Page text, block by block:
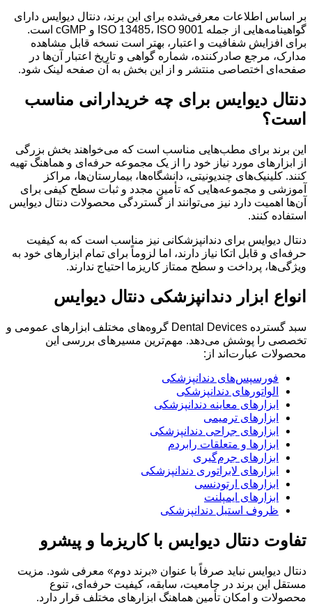
بر اساس اطلاعات معرفی‌شده برای این برند، دنتال دیوایس دارای
گواهینامه‌هایی از جمله ISO 13485، ISO 9001 و cGMP است.
برای افزایش شفافیت و اعتبار، بهتر است نسخه قابل مشاهده
مدارک، مرجع صادرکننده، شماره گواهی و تاریخ اعتبار آن‌ها در
صفحه‌ای اختصاصی منتشر و از این بخش به آن صفحه لینک شود.
دنتال دیوایس برای چه خریدارانی مناسب
است؟
این برند برای مطب‌هایی مناسب است که می‌خواهند بخش بزرگی
از ابزارهای مورد نیاز خود را از یک مجموعه حرفه‌ای و هماهنگ تهیه
کنند. کلینیک‌های چندیونیتی، دانشگاه‌ها، بیمارستان‌ها، مراکز
آموزشی و مجموعه‌هایی که تأمین مجدد و ثبات سطح کیفی برای
آن‌ها اهمیت دارد نیز می‌توانند از گستردگی محصولات دنتال دیوایس
استفاده کنند.
دنتال دیوایس برای دندانپزشکانی نیز مناسب است که به کیفیت
حرفه‌ای و قابل اتکا نیاز دارند، اما لزوماً برای تمام ابزارهای خود به
ویژگی‌ها، پرداخت و سطح ممتاز کاریزما احتیاج ندارند.
انواع ابزار دندانپزشکی دنتال دیوایس
سبد گسترده Dental Devices گروه‌های مختلف ابزارهای عمومی و
تخصصی را پوشش می‌دهد. مهم‌ترین مسیرهای بررسی این
محصولات عبارت‌اند از:
فورسپس‌های دندانپزشکی
الواتورهای دندانپزشکی
ابزارهای معاینه دندانپزشکی
ابزارهای ترمیمی
ابزارهای جراحی دندانپزشکی
ابزارها و متعلقات رابردم
ابزارهای جرم‌گیری
ابزارهای لابراتوری دندانپزشکی
ابزارهای ارتودنسی
ابزارهای ایمپلنت
ظروف استیل دندانپزشکی
تفاوت دنتال دیوایس با کاریزما و پیشرو
دنتال دیوایس نباید صرفاً با عنوان «برند دوم» معرفی شود. مزیت
مستقل این برند در جامعیت، سابقه، کیفیت حرفه‌ای، تنوع
محصولات و امکان تأمین هماهنگ ابزارهای مختلف قرار دارد.